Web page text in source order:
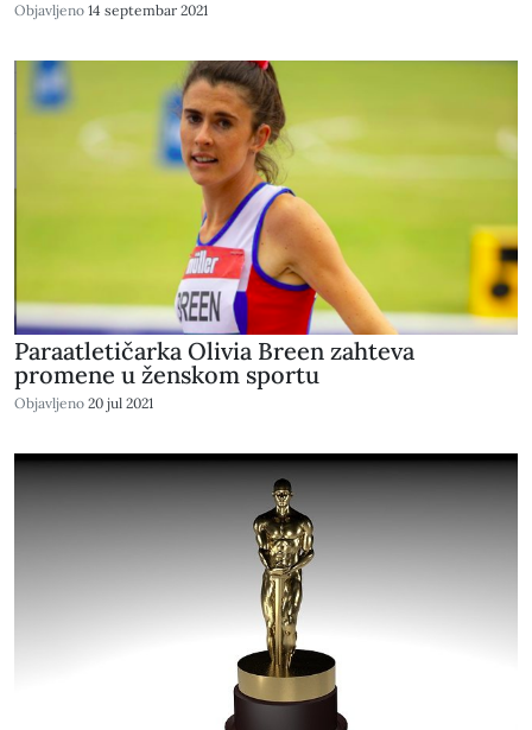
Objavljeno 14 septembar 2021
Paraatletičarka Olivia Breen zahteva
promene u ženskom sportu
Objavljeno 20 jul 2021